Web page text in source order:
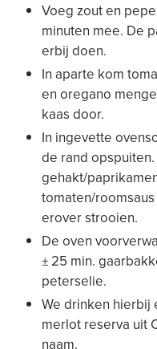
Voeg zout en
minuten mee. De
erbij doen.
In aparte kom
en oregano
kaas door.
In ingevette
de rand
gehakt/
tomaten/
erover strooien.
De oven
± 25 min.
peterselie.
We drinken hierbij
merlot reserva uit
naam.